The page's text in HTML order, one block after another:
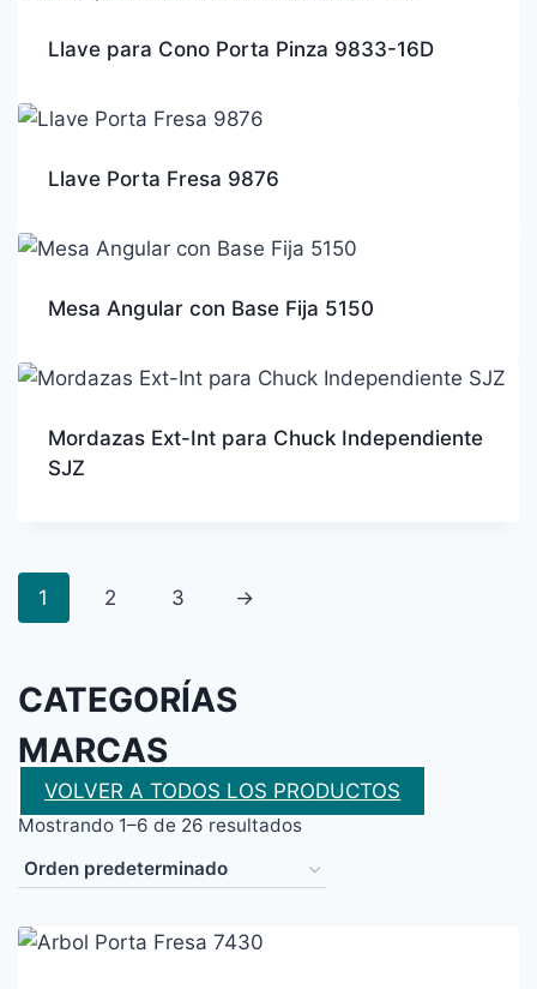
Llave para Cono Porta Pinza 9833-16D
Llave Porta Fresa 9876
Mesa Angular con Base Fija 5150
Mordazas Ext-Int para Chuck Independiente
SJZ
1 2 3 →
CATEGORÍAS
MARCAS
VOLVER A TODOS LOS PRODUCTOS
Mostrando 1–6 de 26 resultados